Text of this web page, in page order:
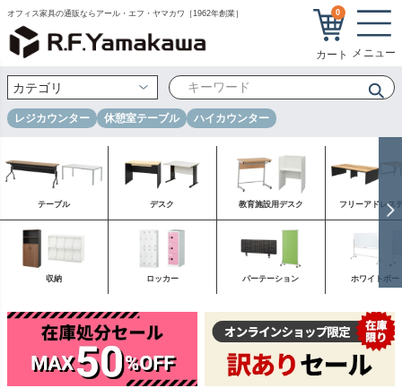
オフィス家具の通販ならアール・エフ・ヤマカワ［1962年創業］ 0
レジカウンター 休憩室テーブル ハイカウンター
テーブル デスク 教育施設用デスク フリーアドレス
収納 ロッカー パーテーション ホワイトボー